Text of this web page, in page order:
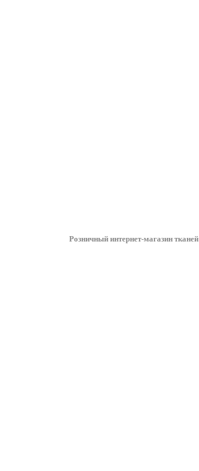
Розничный интернет-магазин тканей